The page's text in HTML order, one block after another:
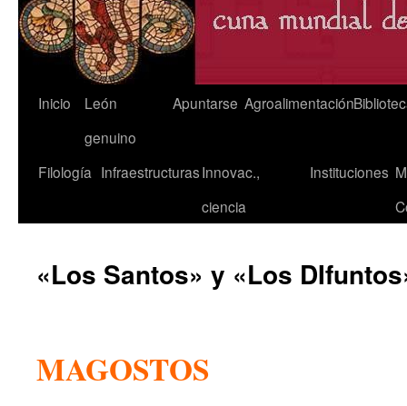
Saltar
contenido
Inicio
León
genuino
Apuntarse Agroalimentación
Filología InfraestructurasInnovac.,
ciencia
Instituciones
«Los Santos» y «Los
MAGOSTOS